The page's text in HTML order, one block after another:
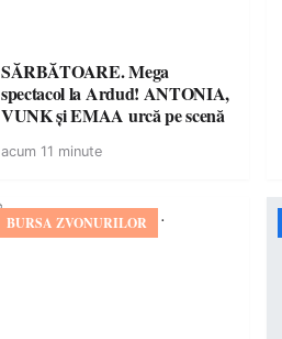
SĂRBĂTOARE. Mega
spectacol la Ardud! ANTONIA,
VUNK și EMAA urcă pe scenă
acum 11 minute
BURSA ZVONURILOR